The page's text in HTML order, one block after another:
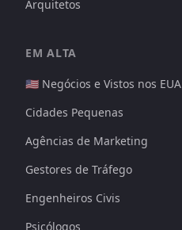
Arquitetos
EM ALTA
🇺🇸 Negócios e Vistos nos EUA
Cidades Pequenas
Agências de Marketing
Gestores de Tráfego
Engenheiros Civis
Psicólogos